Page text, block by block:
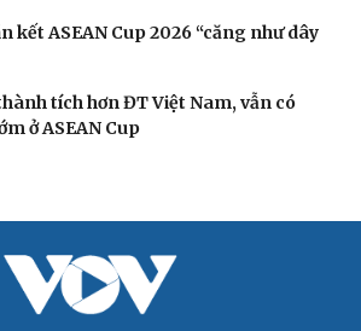
kết ASEAN Cup 2026 “căng như dây
tích hơn ĐT Việt Nam, vẫn có
ở ASEAN Cup